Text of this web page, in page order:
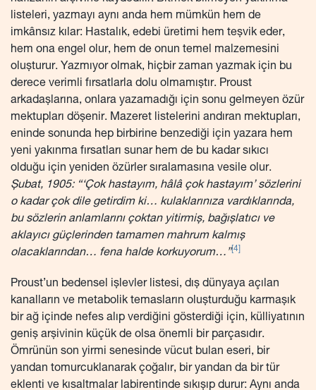
listeleri, yazmayı aynı anda hem mümkün hem de
imkânsız kılar: Hastalık, edebi üretimi hem teşvik eder,
hem ona engel olur, hem de onun temel malzemesini
oluşturur. Yazmıyor olmak, hiçbir zaman yazmak için bu
derece verimli fırsatlarla dolu olmamıştır. Proust
arkadaşlarına, onlara yazamadığı için sonu gelmeyen özür
mektupları döşenir. Mazeret listelerini andıran mektupları,
eninde sonunda hep birbirine benzediği için yazara hem
yeni yakınma fırsatları sunar hem de bu kadar sıkıcı
olduğu için yeniden özürler sıralamasına vesile olur.
Şubat, 1905: “‘Çok hastayım, hâlâ çok hastayım’ sözlerini
o kadar çok dile getirdim ki… kulaklarınıza vardıklarında,
bu sözlerin anlamlarını çoktan yitirmiş, bağışlatıcı ve
aklayıcı güçlerinden tamamen mahrum kalmış
olacaklarından… fena halde korkuyorum…”[4]
Proust’un bedensel işlevler listesi, dış dünyaya açılan
kanalların ve metabolik temasların oluşturduğu karmaşık
bir ağ içinde nefes alıp verdiğini gösterdiği için, külliyatının
geniş arşivinin küçük de olsa önemli bir parçasıdır.
Ömrünün son yirmi senesinde vücut bulan eseri, bir
yandan tomurcuklanarak çoğalır, bir yandan da bir tür
eklenti ve kısaltmalar labirentinde sıkışıp durur: Aynı anda